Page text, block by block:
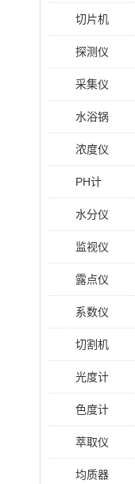
切片机
探测仪
采集仪
水浴锅
浓度仪
PH计
水分仪
监视仪
露点仪
系数仪
切割机
光度计
色度计
萃取仪
均质器